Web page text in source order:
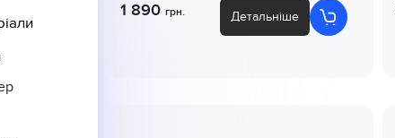
1 890 грн. Детальніше